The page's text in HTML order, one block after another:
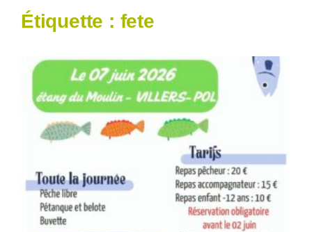
Étiquette : fete